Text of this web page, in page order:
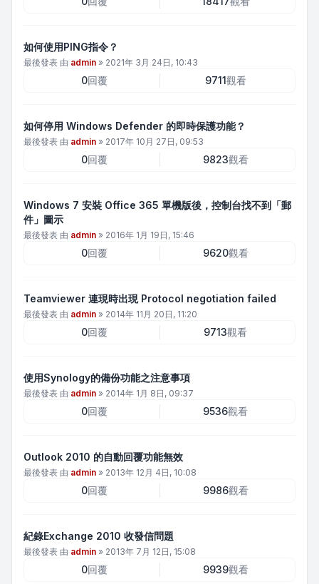
如何使用PING指令？
最後發表 由 admin » 2021年 3月 24日, 10:43
0回覆 9711觀看
如何停用 Windows Defender 的即時保護功能？
最後發表 由 admin » 2017年 10月 27日, 09:53
0回覆 9823觀看
Windows 7 安裝 Office 365 單機版後，控制台找不到「郵
件」圖示
最後發表 由 admin » 2016年 1月 19日, 15:46
0回覆 9620觀看
Teamviewer 連現時出現 Protocol negotiation failed
最後發表 由 admin » 2014年 11月 20日, 11:20
0回覆 9713觀看
使用Synology的備份功能之注意事項
最後發表 由 admin » 2014年 1月 8日, 09:37
0回覆 9536觀看
Outlook 2010 的自動回覆功能無效
最後發表 由 admin » 2013年 12月 4日, 10:08
0回覆 9986觀看
紀錄Exchange 2010 收發信問題
最後發表 由 admin » 2013年 7月 12日, 15:08
0回覆 9939觀看